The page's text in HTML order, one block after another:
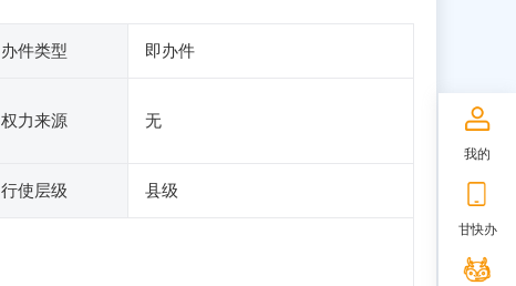
办件类型 即办件
权力来源 无
行使层级 县级
我的
甘快办